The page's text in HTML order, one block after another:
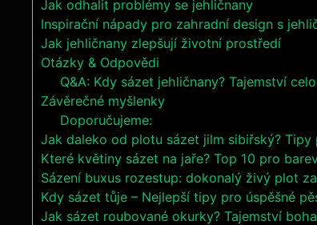
Jak odhalit problémy se jehličnany
Inspirační nápady pro zahradní design s
Jak jehličnany zlepšují životní prostředí
Otázky & Odpovědi
Q&A: Kdy sázet jehličnany? Tajemství
Závěrečné myšlenky
Doporučujeme:
Jak daleko od plotu sázet jilm sibiřský? Tipy
Které květiny sázet na jaře? Top 10 pro
Sázení buxus rozestup: dokonalý živý plot
Kdy sázet tůje – Nejlepší tipy pro úspěšné
Jak sázet roubované okurky? Tajemství